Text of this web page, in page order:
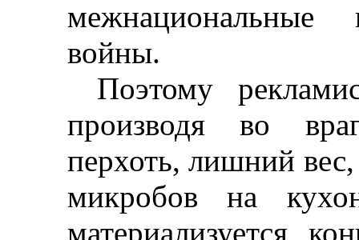
войны.
Поэтому
производяво
перхоть, лишний
микробов на
материализуется